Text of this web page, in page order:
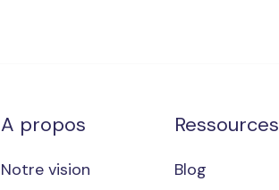
A propos
Notre vision
Ressources
Blog